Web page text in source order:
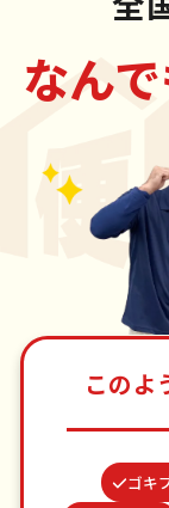
なん
このよ
ゴキ